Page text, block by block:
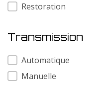
Restoration
Transmission
Transmission
Automatique
Manuelle